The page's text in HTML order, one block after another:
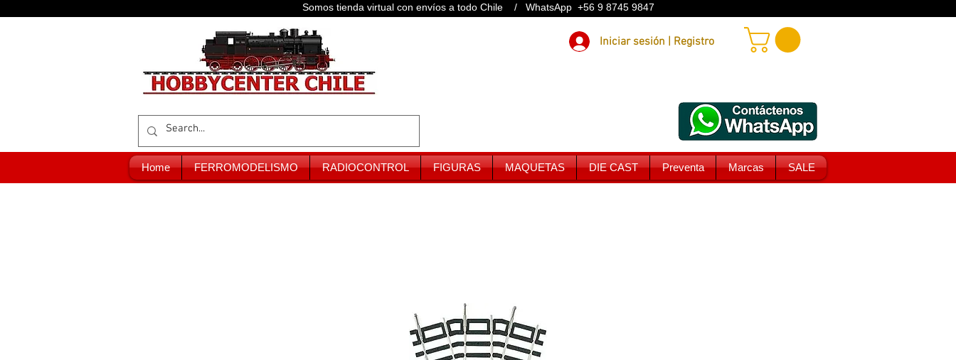
Somos tienda virtual con envíos a todo Chile / WhatsApp +56 9 8745 9847
Iniciar sesión | Registro
Home FERROMODELISMO RADIOCONTROL FIGURAS MAQUETAS DIE CAST Preventa Marcas SALE